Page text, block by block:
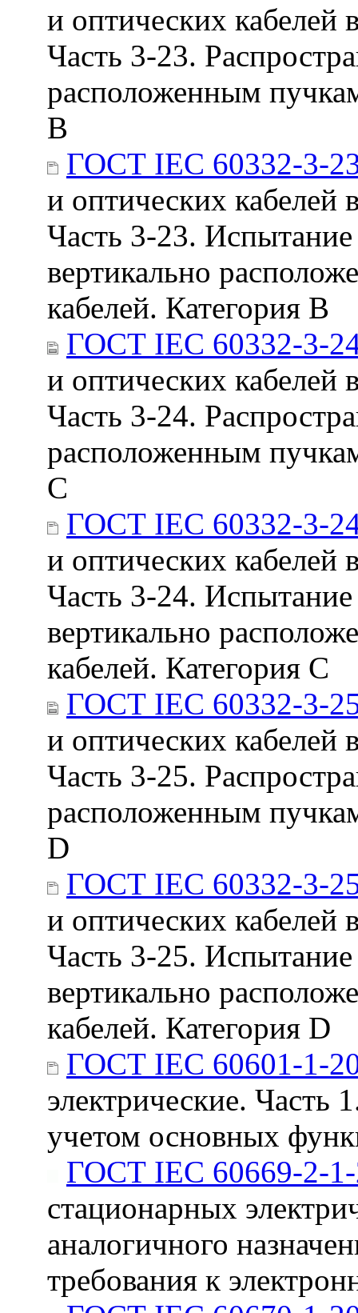
и оптических кабелей
Часть 3-23.
расположенным
В
ГОСТ IEC 60332-3-
и оптических кабелей
Часть 3-23.
вертикально
кабелей. Категория В
ГОСТ IEC 60332-3-
и оптических кабелей
Часть 3-24.
расположенным
С
ГОСТ IEC 60332-3-
и оптических кабелей
Часть 3-24.
вертикально
кабелей. Категория С
ГОСТ IEC 60332-3-
и оптических кабелей
Часть 3-25.
расположенным
D
ГОСТ IEC 60332-3-
и оптических кабелей
Часть 3-25.
вертикально
кабелей. Категория D
ГОСТ IEC 60601-1-
электрические. Часть
учетом основных
ГОСТ IEC 60669-2-
стационарных
аналогичного
требования к